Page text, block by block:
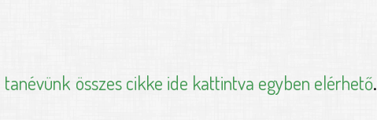
tanévünk összes cikke ide kattintva egyben elérhető.